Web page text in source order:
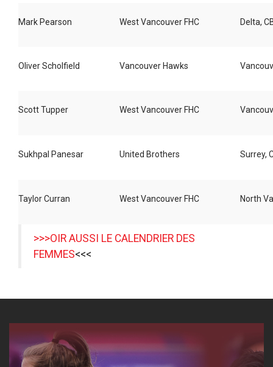
Mark Pearson West Vancouver FHC Delta,
Oliver Scholfield Vancouver Hawks
Scott Tupper West Vancouver FHC
Sukhpal Panesar United Brothers Surrey,
Taylor Curran West Vancouver FHC North
>>>OIR AUSSI LE CALENDRIER DES
FEMMES<<<